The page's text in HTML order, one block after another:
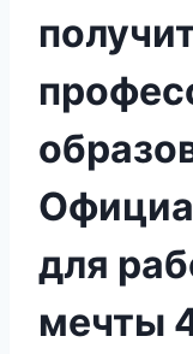
для
мечты